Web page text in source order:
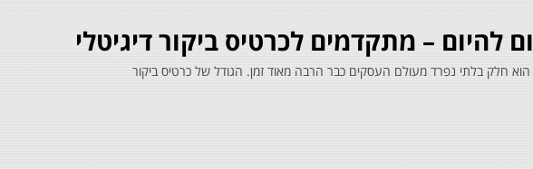
להיום – מתקדמים לכרטיס ביקור דיגיטלי
הוא חלק בלתי נפרד מעולם העסקים כבר הרבה מאוד זמן. הגודל של כרטיס ביקור